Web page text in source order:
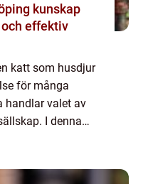
effektiv
katt som husdjur
för många
handlar valet av
I denna